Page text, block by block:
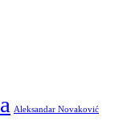
Aleksandar Novaković